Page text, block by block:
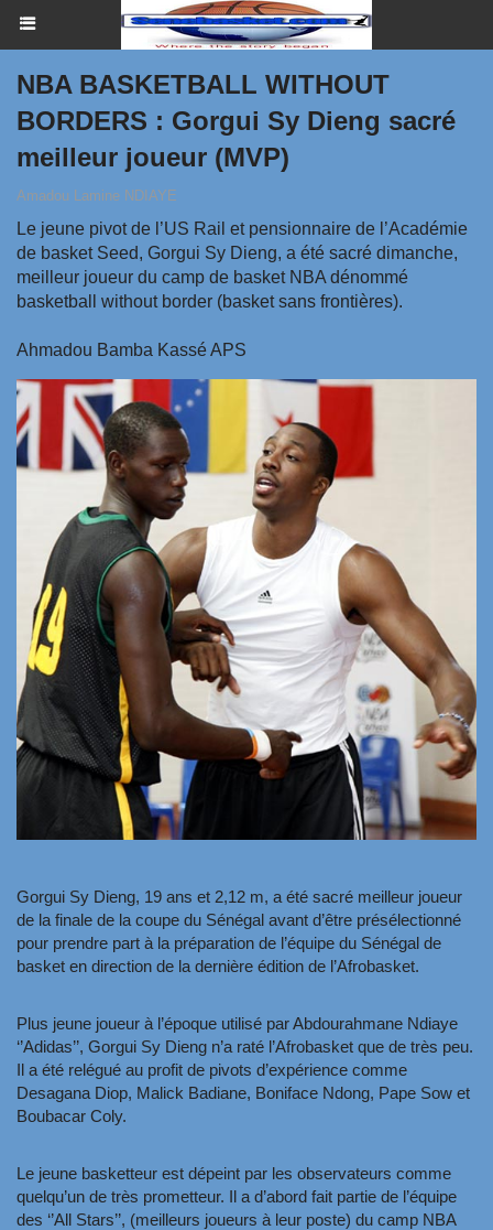
NBA BASKETBALL WITHOUT
BORDERS : Gorgui Sy Dieng sacré
meilleur joueur (MVP)
Amadou Lamine NDIAYE
Le jeune pivot de l’US Rail et pensionnaire de l’Académie
de basket Seed, Gorgui Sy Dieng, a été sacré dimanche,
meilleur joueur du camp de basket NBA dénommé
basketball without border (basket sans frontières).
Ahmadou Bamba Kassé APS
Gorgui Sy Dieng, 19 ans et 2,12 m, a été sacré meilleur joueur
de la finale de la coupe du Sénégal avant d’être présélectionné
pour prendre part à la préparation de l’équipe du Sénégal de
basket en direction de la dernière édition de l’Afrobasket.
Plus jeune joueur à l’époque utilisé par Abdourahmane Ndiaye
‘’Adidas’’, Gorgui Sy Dieng n’a raté l’Afrobasket que de très peu.
Il a été relégué au profit de pivots d’expérience comme
Desagana Diop, Malick Badiane, Boniface Ndong, Pape Sow et
Boubacar Coly.
Le jeune basketteur est dépeint par les observateurs comme
quelqu’un de très prometteur. Il a d’abord fait partie de l’équipe
des ‘’All Stars’’, (meilleurs joueurs à leur poste) du camp NBA